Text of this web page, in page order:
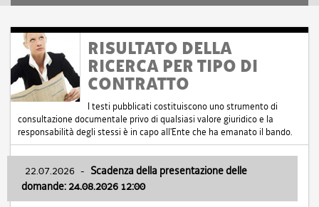
RISULTATO DELLA
RICERCA PER TIPO DI
CONTRATTO
I testi pubblicati costituiscono uno strumento di
consultazione documentale privo di qualsiasi valore giuridico e la
responsabilità degli stessi è in capo all'Ente che ha emanato il bando.
22.07.2026 - Scadenza della presentazione delle
domande: 24.08.2026 12:00